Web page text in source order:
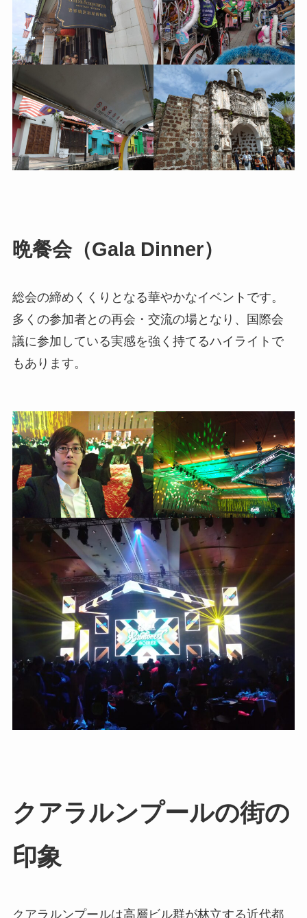
晩餐会（Gala Dinner）
総会の締めくくりとなる華やかなイベントです。
多くの参加者との再会・交流の場となり、国際会
議に参加している実感を強く持てるハイライトで
もあります。
クアラルンプールの街の
印象
クアラルンプールは高層ビル群が林立する近代都